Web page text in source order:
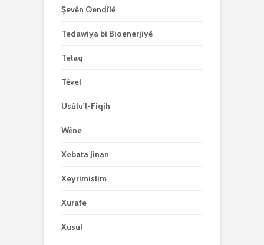
Şevên Qendîlê
Tedawiya bi Bioenerjiyê
Telaq
Têvel
Usûlu'l-Fiqih
Wêne
Xebata Jinan
Xeyrimislim
Xurafe
Xusul